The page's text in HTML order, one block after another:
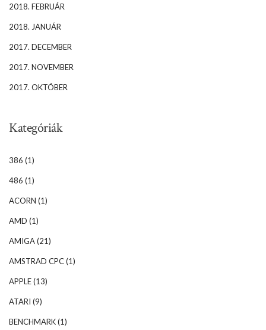
2018. FEBRUÁR
2018. JANUÁR
2017. DECEMBER
2017. NOVEMBER
2017. OKTÓBER
Kategóriák
386 (1)
486 (1)
ACORN (1)
AMD (1)
AMIGA(21)
AMSTRAD CPC(1)
APPLE(13)
ATARI (9)
BENCHMARK(1)